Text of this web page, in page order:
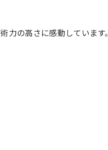
力の高さに感動しています。